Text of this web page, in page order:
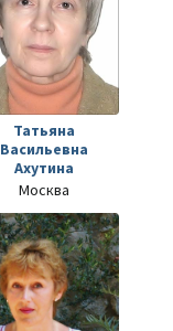
Татьяна
Васильевна
Ахутина
Москва